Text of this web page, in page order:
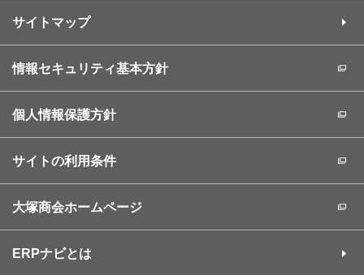
サイトマップ
情報セキュリティ基本方針
個人情報保護方針
サイトの利用条件
大塚商会ホームページ
ERPナビとは